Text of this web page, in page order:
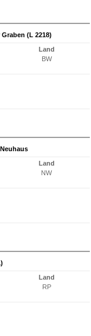
(L 2218)
Land
BW
Land
NW
Land
RP